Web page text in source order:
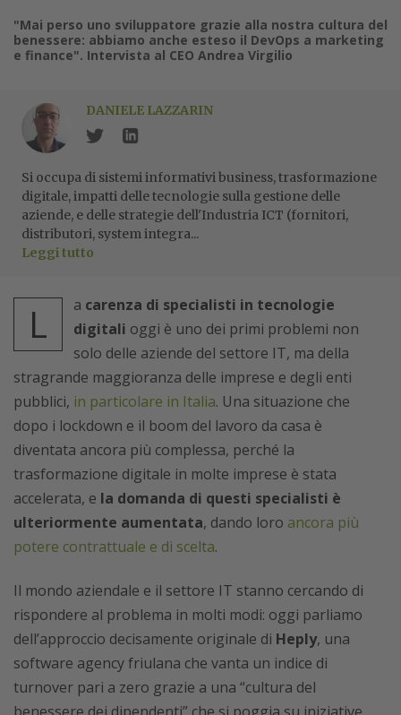
"Mai perso uno sviluppatore grazie alla nostra cultura del
benessere: abbiamo anche esteso il DevOps a marketing
e finance". Intervista al CEO Andrea Virgilio
DANIELE LAZZARIN
Si occupa di sistemi informativi business, trasformazione
digitale, impatti delle tecnologie sulla gestione delle
aziende, e delle strategie dell'Industria ICT (fornitori,
distributori, system integra...
Leggi tutto
L a carenza di specialisti in tecnologie
digitali oggi è uno dei primi problemi non
solo delle aziende del settore IT, ma della
stragrande maggioranza delle imprese e degli enti
pubblici, in particolare in Italia. Una situazione che
dopo i lockdown e il boom del lavoro da casa è
diventata ancora più complessa, perché la
trasformazione digitale in molte imprese è stata
accelerata, e la domanda di questi specialisti è
ulteriormente aumentata, dando loro ancora più
potere contrattuale e di scelta.
Il mondo aziendale e il settore IT stanno cercando di
rispondere al problema in molti modi: oggi parliamo
dell’approccio decisamente originale di Heply, una
software agency friulana che vanta un indice di
turnover pari a zero grazie a una “cultura del